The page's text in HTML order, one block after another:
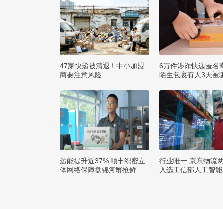
47家快递被清退！中小加盟
商要注意风险
6万件涉诈快递匿名
陌生包裹有人3天被
运能提升近37% 顺丰织密立
体网络保障盘锦河蟹抢鲜出
行业唯一 京东物流
入选工信部人工智